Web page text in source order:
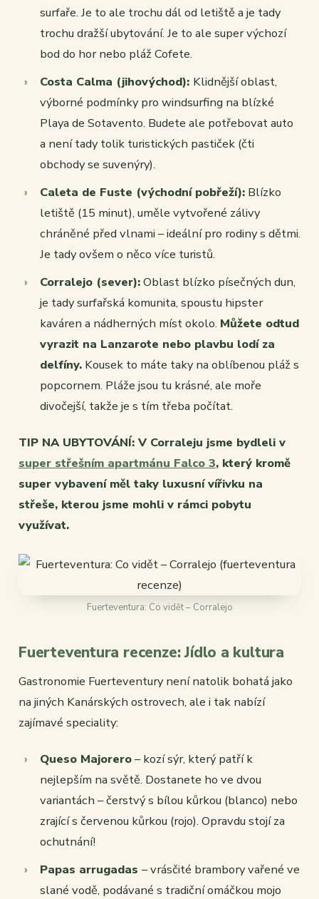
surfaře. Je to ale trochu dál od letiště a je tady
trochu dražší ubytování. Je to ale super výchozí
bod do hor nebo pláž Cofete.
Costa Calma (jihovýchod): Klidnější oblast,
výborné podmínky pro windsurfing na blízké
Playa de Sotavento. Budete ale potřebovat auto
a není tady tolik turistických pastiček (čti
obchody se suvenýry).
Caleta de Fuste (východní pobřeží): Blízko
letiště (15 minut), uměle vytvořené zálivy
chráněné před vlnami – ideální pro rodiny s dětmi.
Je tady ovšem o něco více turistů.
Corralejo (sever):Oblast blízko písečných dun,
je tady surfařská komunita, spoustu hipster
kaváren a nádherných míst okolo. Můžete odtud
vyrazit na Lanzarote nebo plavbu lodí za
delfíny. Kousek to máte taky na oblíbenou pláž s
popcornem. Pláže jsou tu krásné, ale moře
divočejší, takže je s tím třeba počítat.
TIP NA UBYTOVÁNÍ: V Corraleju jsme bydleli v
super střešním apartmánu Falco 3, který kromě
super vybavení měl taky luxusní vířivku na
střeše, kterou jsme mohli v rámci pobytu
využívat.
Fuerteventura: Co vidět – Corralejo
Fuerteventura recenze: Jídlo a kultura
Gastronomie Fuerteventury není natolik bohatá jako
na jiných Kanárských ostrovech, ale i tak nabízí
zajímavé speciality:
Queso Majorero– kozí sýr, který patří k
nejlepším na světě. Dostanete ho ve dvou
variantách – čerstvý s bílou kůrkou (blanco) nebo
zrající s červenou kůrkou (rojo). Opravdu stojí za
ochutnání!
Papas arrugadas – vrásčité brambory vařené ve
slané vodě, podávané s tradiční omáčkou mojo